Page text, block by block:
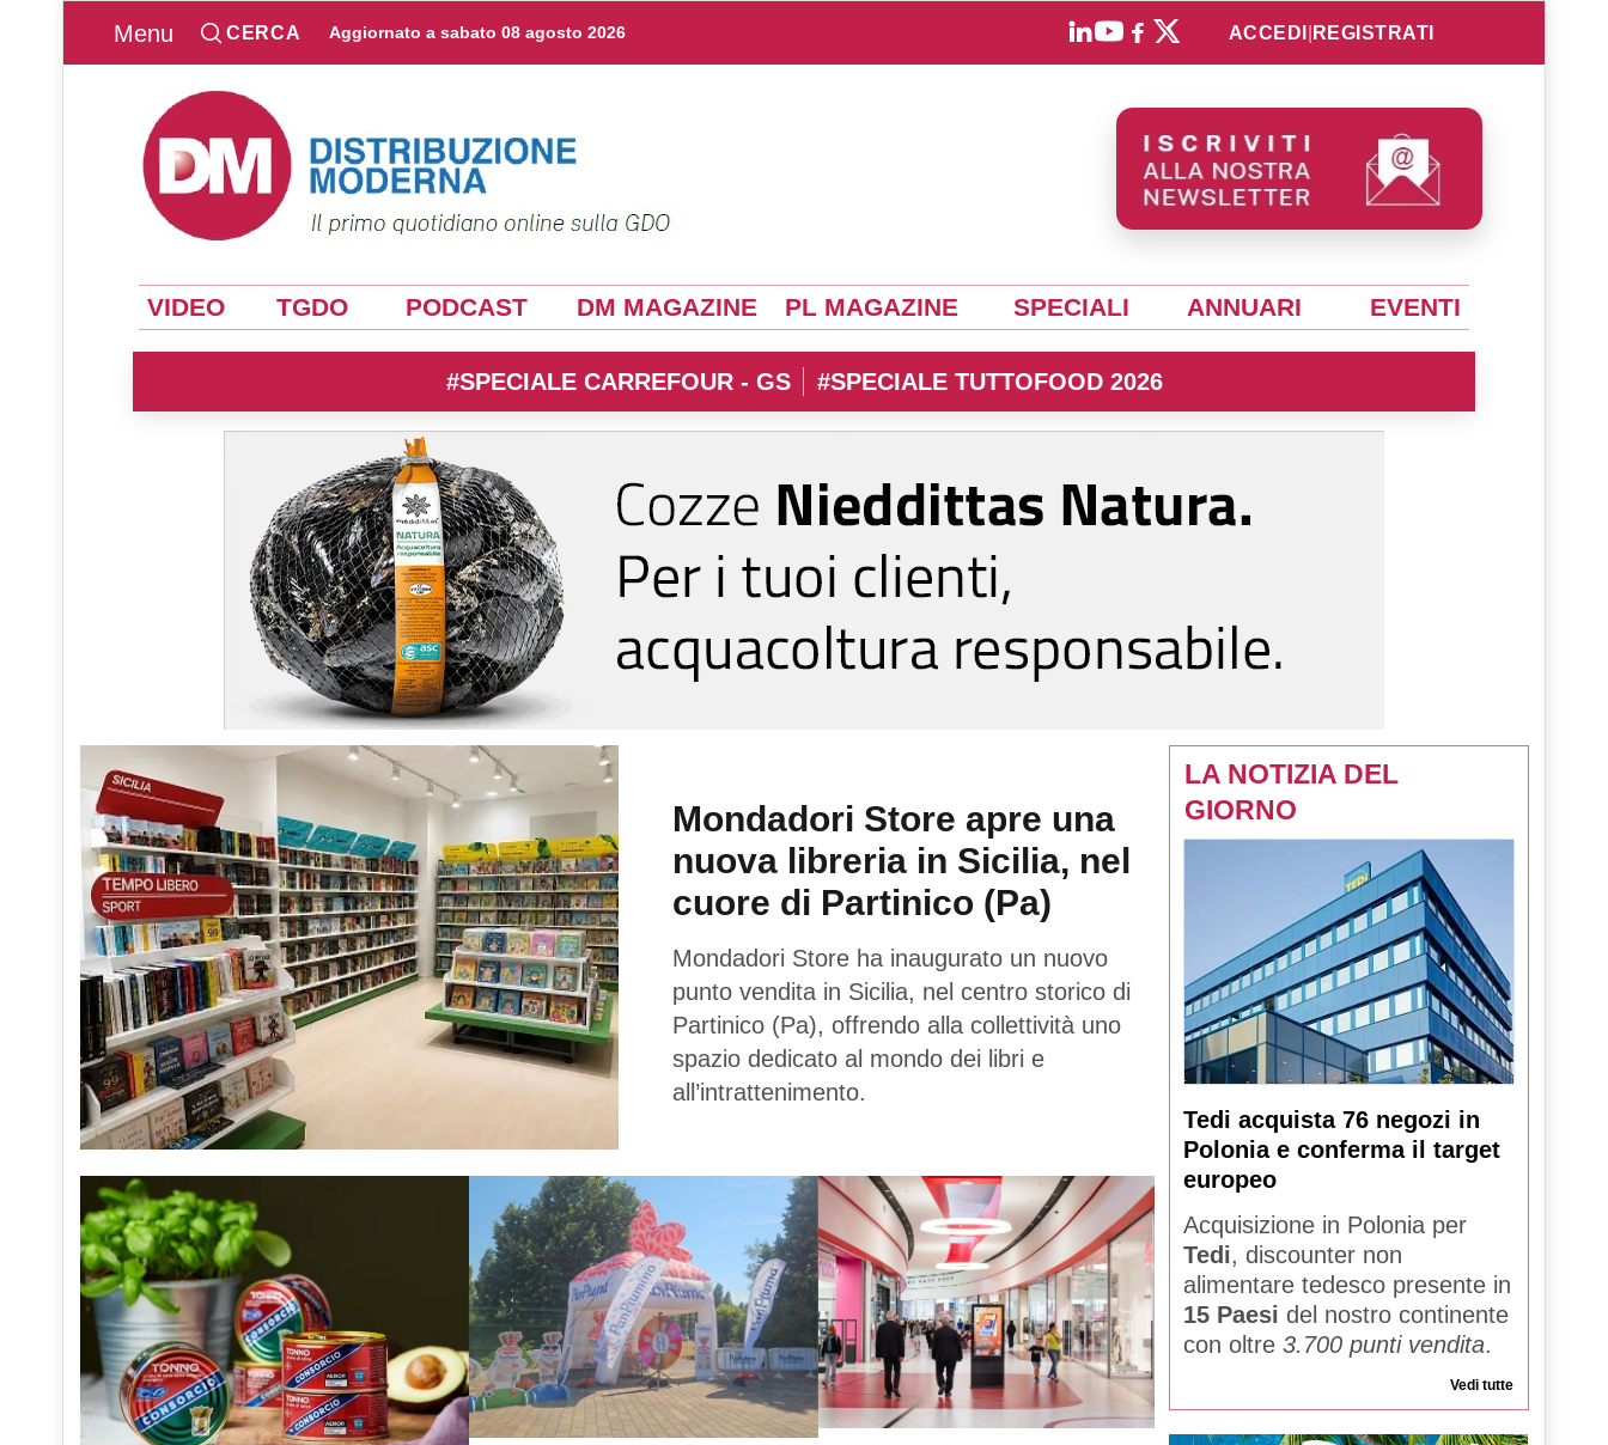
Menu CERCA Aggiornato a sabato 08 agosto 2026 ACCEDI REGISTRATI
VIDEO TGDO PODCAST DM MAGAZINE PL MAGAZINE SPECIALI ANNUARI EVENTI
#SPECIALE CARREFOUR - GS #SPECIALE TUTTOFOOD 2026
Mondadori Store apre una
nuova libreria in Sicilia, nel
cuore di Partinico (Pa)
Mondadori Store ha inaugurato un nuovo
punto vendita in Sicilia, nel centro storico di
Partinico (Pa), offrendo alla collettività uno
spazio dedicato al mondo dei libri e
all’intrattenimento.
LA NOTIZIA DEL
GIORNO
Tedi acquista 76 negozi in
Polonia e conferma il target
europeo
Acquisizione in Polonia per
Tedi, discounter non
alimentare tedesco presente in
15 Paesi del nostro continente
con oltre 3.700 punti vendita.
Vedi tutte